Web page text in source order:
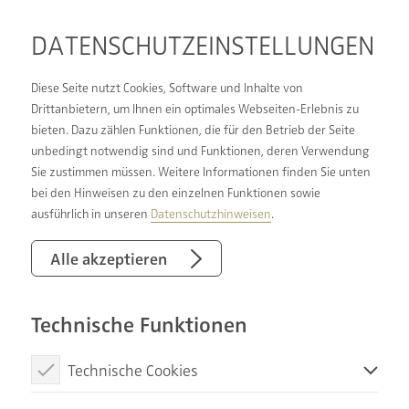
DATENSCHUTZ­EINSTELLUNGEN
Diese Seite nutzt Cookies, Software und Inhalte von
Drittanbietern, um Ihnen ein optimales Webseiten-Erlebnis zu
bieten. Dazu zählen Funktionen, die für den Betrieb der Seite
unbedingt notwendig sind und Funktionen, deren Verwendung
Sie zustimmen müssen. Weitere Informationen finden Sie unten
bei den Hinweisen zu den einzelnen Funktionen sowie
ausführlich in unseren Datenschutzhinweisen.
Alle akzeptieren
Technische Funktionen
Technische Cookies
SCHON ÜBERZEUGT ODER
WEITERE FRAGEN?
NEHMEN SIE JETZT MIT
UNS KONTAKT AUF!